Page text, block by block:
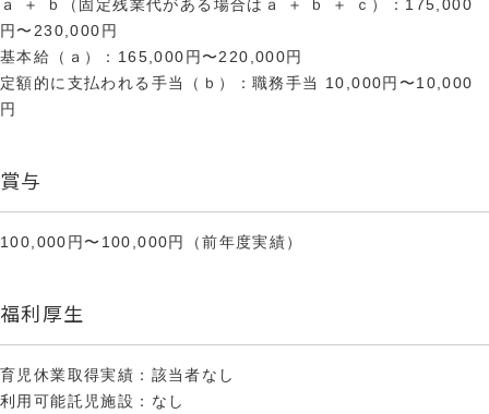
ａ ＋ ｂ（固定残業代がある場合はａ ＋ ｂ ＋ ｃ）：175,000
円〜230,000円
基本給（ａ）：165,000円〜220,000円
定額的に支払われる手当（ｂ）：職務手当 10,000円〜10,000
円
賞与
100,000円〜100,000円（前年度実績）
福利厚生
育児休業取得実績：該当者なし
利用可能託児施設：なし